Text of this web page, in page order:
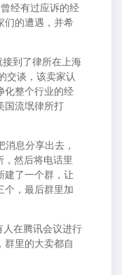
经有过应诉的经
们的遭遇，并希
到了律所在上海
交谈，该卖家认
化整个行业的经
国流氓律所打
息分享出去，
，然后将电话里
建了一个群，让
个，最后群里加
在腾讯会议进行
群里的大卖都自